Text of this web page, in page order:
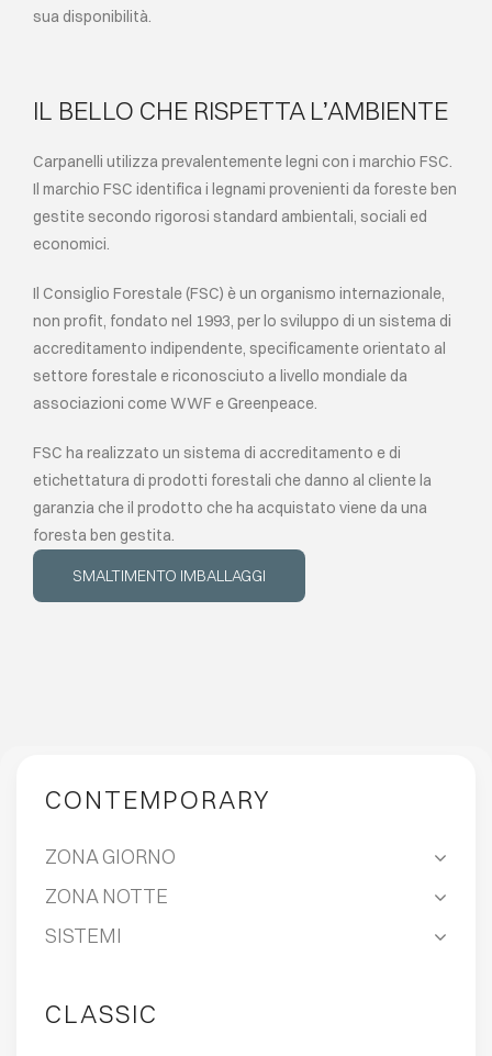
sua disponibilità.
IL BELLO CHE RISPETTA L’AMBIENTE
Carpanelli utilizza prevalentemente legni con i marchio FSC.
Il marchio FSC identifica i legnami provenienti da foreste ben
gestite secondo rigorosi standard ambientali, sociali ed
economici.
Il Consiglio Forestale (FSC) è un organismo internazionale,
non profit, fondato nel 1993, per lo sviluppo di un sistema di
accreditamento indipendente, specificamente orientato al
settore forestale e riconosciuto a livello mondiale da
associazioni come WWF e Greenpeace.
FSC ha realizzato un sistema di accreditamento e di
etichettatura di prodotti forestali che danno al cliente la
garanzia che il prodotto che ha acquistato viene da una
foresta ben gestita.
SMALTIMENTO IMBALLAGGI
CONTEMPORARY
ZONA GIORNO
ZONA NOTTE
SISTEMI
CLASSIC